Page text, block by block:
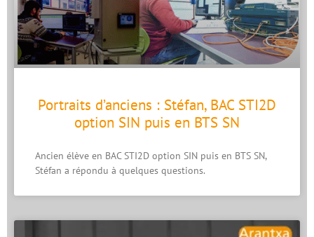
Portraits d’anciens : Stéfan, BAC STI2D
option SIN puis en BTS SN
Ancien élève en BAC STI2D option SIN puis en BTS SN,
Stéfan a répondu à quelques questions.